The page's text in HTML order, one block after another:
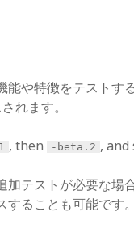
や特徴をテストす
れます。
, then -beta.2 , and
テストが必要な場
ることも可能です。